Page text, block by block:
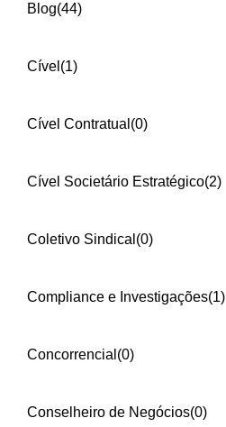
Blog(44)
Cível (1)
Cível Contratual (0)
Cível Societário Estratégico(2)
Coletivo Sindical (0)
Compliance e Investigações(1)
Concorrencial (0)
Conselheiro de Negócios(0)